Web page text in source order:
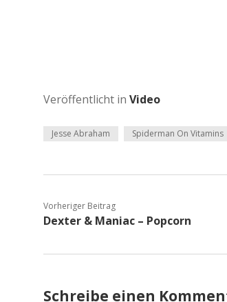
Veröffentlicht in Video
Jesse Abraham Spiderman On Vitamins
Vorheriger Beitrag
Dexter & Maniac – Popcorn
Schreibe einen